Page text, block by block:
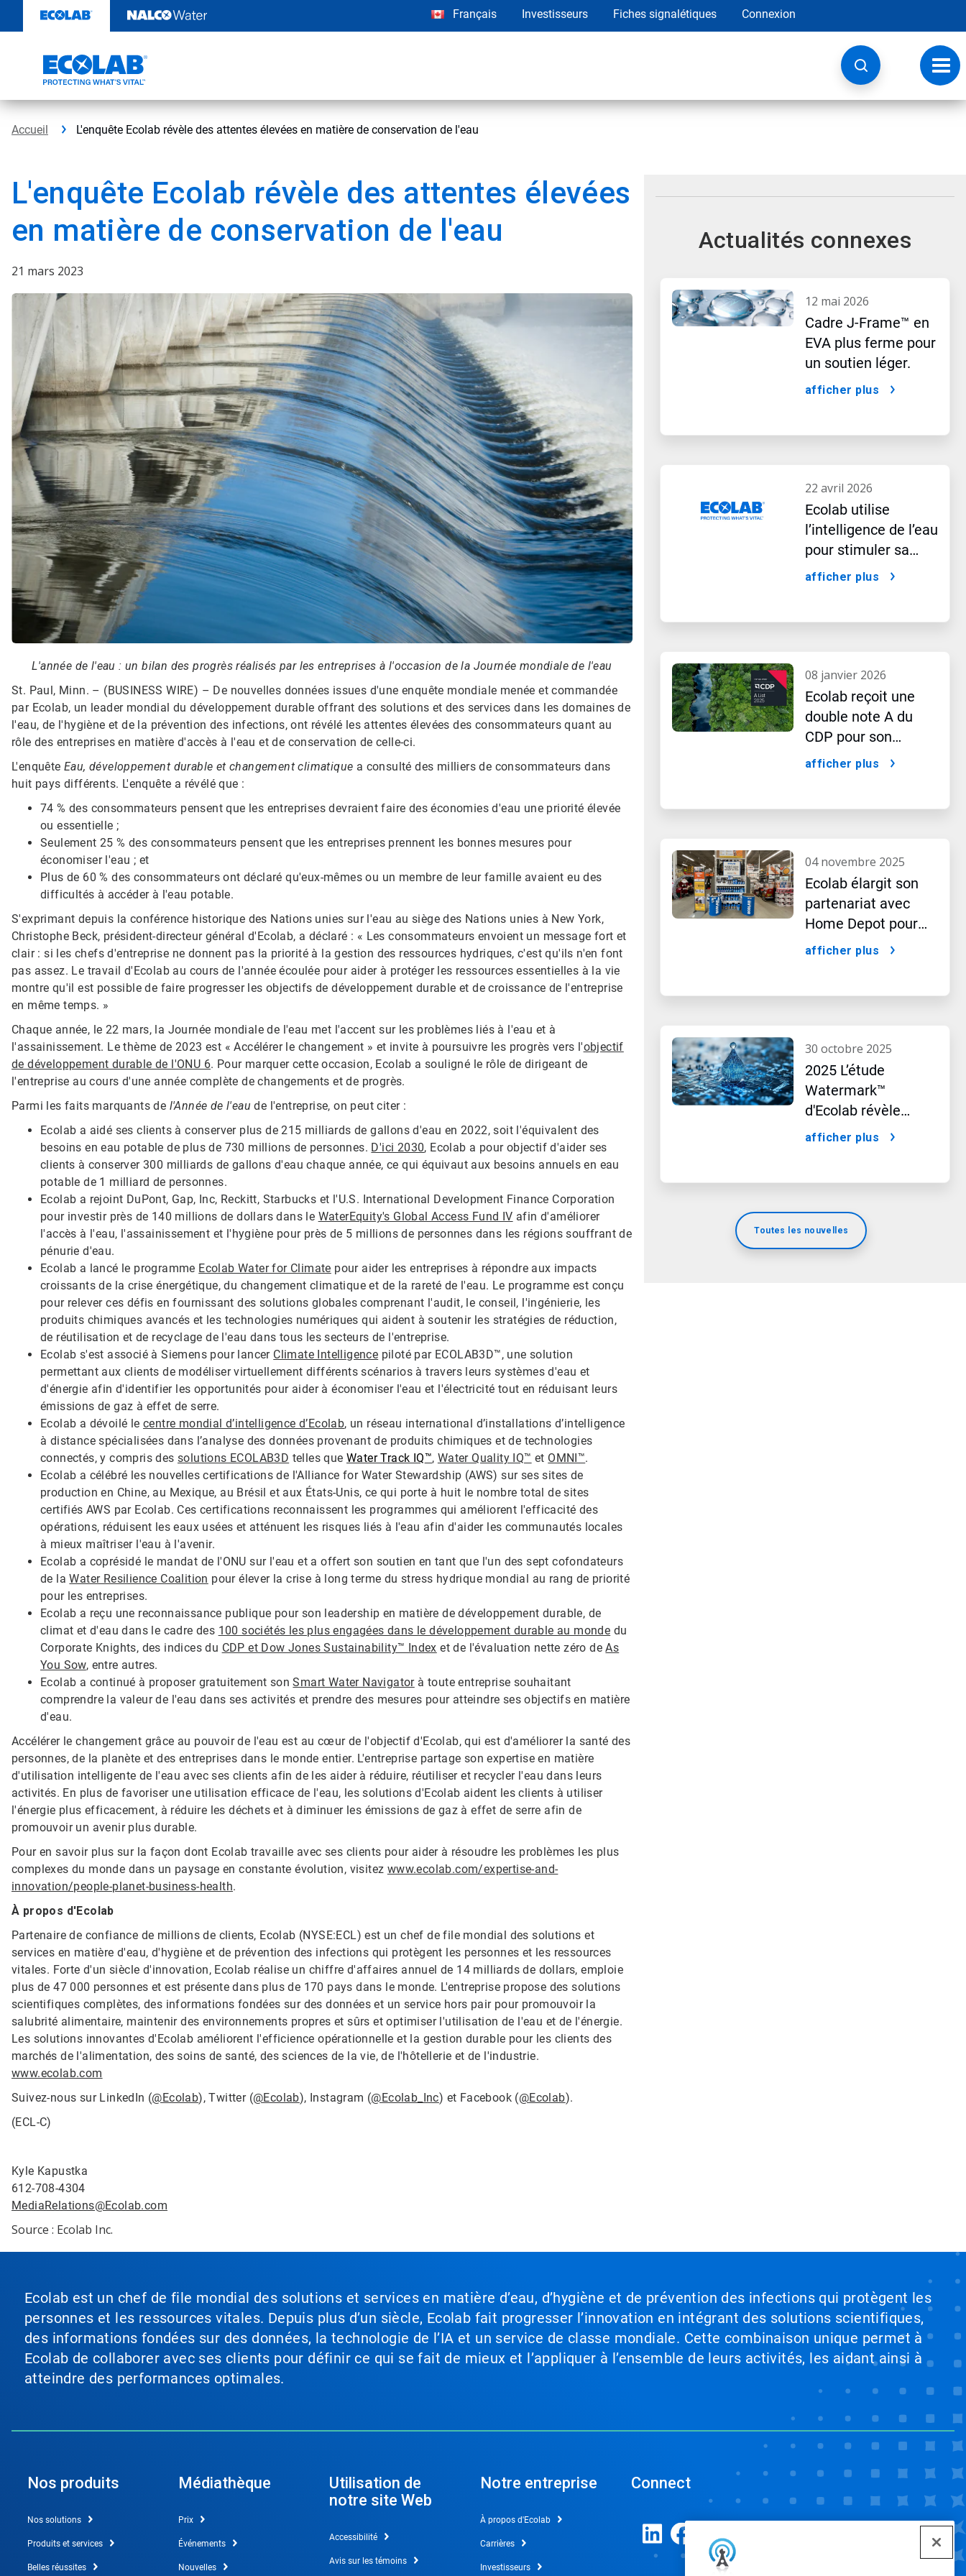
contenu​​​​​​​
Français Investisseurs Fiches signalétiques Connexion
à
Accueil L'enquête Ecolab révèle des attentes élevées en matière de conservation de l'eau
L'enquête Ecolab révèle des attentes élevées
en matière de conservation de l'eau
21 mars 2023
L'année de l'eau : un bilan des progrès réalisés par les entreprises à l'occasion de la Journée mondiale de l'eau
St. Paul, Minn. – (BUSINESS WIRE) – De nouvelles données issues d'une enquête mondiale menée et commandée
par Ecolab, un leader mondial du développement durable offrant des solutions et des services dans les domaines de
l'eau, de l'hygiène et de la prévention des infections, ont révélé les attentes élevées des consommateurs quant au
rôle des entreprises en matière d'accès à l'eau et de conservation de celle-ci.
L'enquête Eau, développement durable et changement climatique a consulté des milliers de consommateurs dans
huit pays différents. L'enquête a révélé que :
74 % des consommateurs pensent que les entreprises devraient faire des économies d'eau une priorité élevée
ou essentielle ;
Seulement 25 % des consommateurs pensent que les entreprises prennent les bonnes mesures pour
économiser l'eau ; et
Plus de 60 % des consommateurs ont déclaré qu'eux-mêmes ou un membre de leur famille avaient eu des
difficultés à accéder à l'eau potable.
S'exprimant depuis la conférence historique des Nations unies sur l'eau au siège des Nations unies à New York,
Christophe Beck, président-directeur général d'Ecolab, a déclaré : « Les consommateurs envoient un message fort et
clair : si les chefs d'entreprise ne donnent pas la priorité à la gestion des ressources hydriques, c'est qu'ils n'en font
pas assez. Le travail d'Ecolab au cours de l'année écoulée pour aider à protéger les ressources essentielles à la vie
montre qu'il est possible de faire progresser les objectifs de développement durable et de croissance de l'entreprise
en même temps. »
Chaque année, le 22 mars, la Journée mondiale de l'eau met l'accent sur les problèmes liés à l'eau et à
l'assainissement. Le thème de 2023 est « Accélérer le changement » et invite à poursuivre les progrès vers l'objectif
de développement durable de l'ONU 6. Pour marquer cette occasion, Ecolab a souligné le rôle de dirigeant de
l'entreprise au cours d'une année complète de changements et de progrès.
Parmi les faits marquants de l'Année de l'eau de l'entreprise, on peut citer :
Ecolab a aidé ses clients à conserver plus de 215 milliards de gallons d'eau en 2022, soit l'équivalent des
besoins en eau potable de plus de 730 millions de personnes. D'ici 2030, Ecolab a pour objectif d'aider ses
clients à conserver 300 milliards de gallons d'eau chaque année, ce qui équivaut aux besoins annuels en eau
potable de 1 milliard de personnes.
Ecolab a rejoint DuPont, Gap, Inc, Reckitt, Starbucks et l'U.S. International Development Finance Corporation
pour investir près de 140 millions de dollars dans le WaterEquity's Global Access Fund IV afin d'améliorer
l'accès à l'eau, l'assainissement et l'hygiène pour près de 5 millions de personnes dans les régions souffrant de
pénurie d'eau.
Ecolab a lancé le programme Ecolab Water for Climate pour aider les entreprises à répondre aux impacts
croissants de la crise énergétique, du changement climatique et de la rareté de l'eau. Le programme est conçu
pour relever ces défis en fournissant des solutions globales comprenant l'audit, le conseil, l'ingénierie, les
produits chimiques avancés et les technologies numériques qui aident à soutenir les stratégies de réduction,
de réutilisation et de recyclage de l'eau dans tous les secteurs de l'entreprise.
Ecolab s'est associé à Siemens pour lancer Climate Intelligence piloté par ECOLAB3D™, une solution
permettant aux clients de modéliser virtuellement différents scénarios à travers leurs systèmes d'eau et
d'énergie afin d'identifier les opportunités pour aider à économiser l'eau et l'électricité tout en réduisant leurs
émissions de gaz à effet de serre.
Ecolab a dévoilé le centre mondial d’intelligence d’Ecolab, un réseau international d’installations d’intelligence
à distance spécialisées dans l’analyse des données provenant de produits chimiques et de technologies
connectés, y compris des solutions ECOLAB3D telles queWater Track IQ™, Water Quality IQ™ et OMNI™.
Ecolab a célébré les nouvelles certifications de l'Alliance for Water Stewardship (AWS) sur ses sites de
production en Chine, au Mexique, au Brésil et aux États-Unis, ce qui porte à huit le nombre total de sites
certifiés AWS par Ecolab. Ces certifications reconnaissent les programmes qui améliorent l'efficacité des
opérations, réduisent les eaux usées et atténuent les risques liés à l'eau afin d'aider les communautés locales
à mieux maîtriser l'eau à l'avenir.
Ecolab a coprésidé le mandat de l'ONU sur l'eau et a offert son soutien en tant que l'un des sept cofondateurs
de laWater Resilience Coalition pour élever la crise à long terme du stress hydrique mondial au rang de priorité
pour les entreprises.
Ecolab a reçu une reconnaissance publique pour son leadership en matière de développement durable, de
climat et d'eau dans le cadre des 100 sociétés les plus engagées dans le développement durable au monde du
Corporate Knights, des indices du CDP et Dow Jones Sustainability™ Index et de l'évaluation nette zéro deAs
You Sow, entre autres.
Ecolab a continué à proposer gratuitement sonSmart Water Navigatorà toute entreprise souhaitant
comprendre la valeur de l'eau dans ses activités et prendre des mesures pour atteindre ses objectifs en matière
d'eau.
Accélérer le changement grâce au pouvoir de l'eau est au cœur de l'objectif d'Ecolab, qui est d'améliorer la santé des
personnes, de la planète et des entreprises dans le monde entier. L'entreprise partage son expertise en matière
d'utilisation intelligente de l'eau avec ses clients afin de les aider à réduire, réutiliser et recycler l'eau dans leurs
activités. En plus de favoriser une utilisation efficace de l'eau, les solutions d'Ecolab aident les clients à utiliser
l'énergie plus efficacement, à réduire les déchets et à diminuer les émissions de gaz à effet de serre afin de
promouvoir un avenir plus durable.
Pour en savoir plus sur la façon dont Ecolab travaille avec ses clients pour aider à résoudre les problèmes les plus
complexes du monde dans un paysage en constante évolution, visitez www.ecolab.com/expertise-and-
innovation/people-planet-business-health.
À propos d'Ecolab
Partenaire de confiance de millions de clients, Ecolab (NYSE:ECL) est un chef de file mondial des solutions et
services en matière d'eau, d'hygiène et de prévention des infections qui protègent les personnes et les ressources
vitales. Forte d'un siècle d'innovation, Ecolab réalise un chiffre d'affaires annuel de 14 milliards de dollars, emploie
plus de 47 000 personnes et est présente dans plus de 170 pays dans le monde. L'entreprise propose des solutions
scientifiques complètes, des informations fondées sur des données et un service hors pair pour promouvoir la
salubrité alimentaire, maintenir des environnements propres et sûrs et optimiser l'utilisation de l'eau et de l'énergie.
Les solutions innovantes d'Ecolab améliorent l'efficience opérationnelle et la gestion durable pour les clients des
marchés de l'alimentation, des soins de santé, des sciences de la vie, de l'hôtellerie et de l'industrie.
www.ecolab.com
Suivez-nous sur LinkedIn (@Ecolab), Twitter (@Ecolab), Instagram (@Ecolab_Inc) et Facebook (@Ecolab).
(ECL-C)
Kyle Kapustka
612-708-4304
MediaRelations@Ecolab.com
Source : Ecolab Inc.
Actualités connexes
12 mai 2026
Cadre J-Frame™ en
EVA plus ferme pour
un soutien léger.
afficher plus
22 avril 2026
Ecolab utilise
l’intelligence de l’eau
pour stimuler sa
croissance à l’ère de
afficher plus
08 janvier 2026
Ecolab reçoit une
double note A du
CDP pour son
leadership en
afficher plus
04 novembre 2025
Ecolab élargit son
partenariat avec
Home Depot pour
lancer une gamme
afficher plus
30 octobre 2025
2025 L’étude
Watermark™
d'Ecolab révèle
l’impact caché de
afficher plus
Toutes les nouvelles
Ecolab est un chef de file mondial des solutions et services en matière d’eau, d’hygiène et de prévention des infections qui protègent les
personnes et les ressources vitales. Depuis plus d’un siècle, Ecolab fait progresser l’innovation en intégrant des solutions scientifiques,
des informations fondées sur des données, la technologie de l’IA et un service de classe mondiale. Cette combinaison unique permet à
Ecolab de collaborer avec ses clients pour définir ce qui se fait de mieux et l’appliquer à l’ensemble de leurs activités, les aidant ainsi à
atteindre des performances optimales.
Nos produits
Nos solutions
Produits et services
Belles réussites
Médiathèque
Prix
Événements
Nouvelles
Utilisation de
notre site Web
Accessibilité
Avis sur les témoins
Notre entreprise
À propos d'Ecolab
Carrières
Investisseurs
Connect